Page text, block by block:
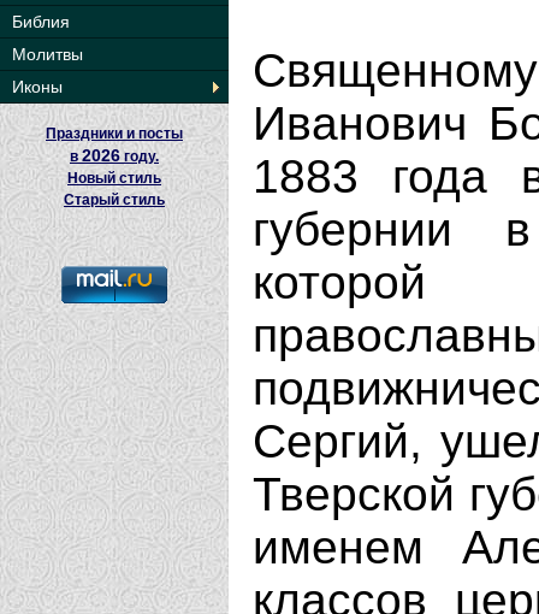
Библия
Молитвы
Иконы
Праздники и посты
в 2026 году.
Новый стиль
Старый стиль
Иванович
1883 года
губернии
которой
Сергий,
Тверской
именем
классов